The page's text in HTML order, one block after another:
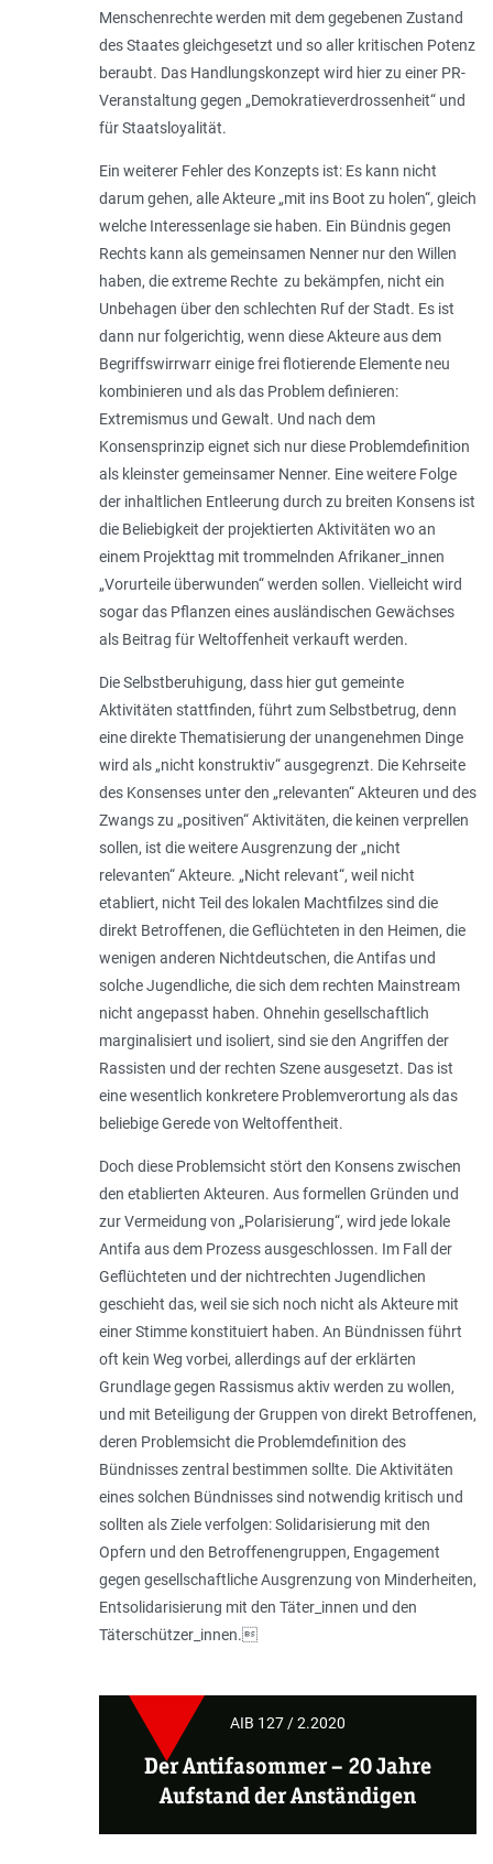
Menschenrechte werden mit dem gegebenen Zustand
des Staates gleichgesetzt und so aller kritischen Potenz
beraubt. Das Handlungskonzept wird hier zu einer PR-
Veranstaltung gegen „Demokratieverdrossenheit“ und
für Staatsloyalität.
Ein weiterer Fehler des Konzepts ist: Es kann nicht
darum gehen, alle Akteure „mit ins Boot zu holen“, gleich
welche Interessenlage sie haben. Ein Bündnis gegen
Rechts kann als gemeinsamen Nenner nur den Willen
haben, die extreme Rechte zu bekämpfen, nicht ein
Unbehagen über den schlechten Ruf der Stadt. Es ist
dann nur folgerichtig, wenn diese Akteure aus dem
Begriffswirrwarr einige frei flotierende Elemente neu
kombinieren und als das Problem definieren:
Extremismus und Gewalt. Und nach dem
Konsensprinzip eignet sich nur diese Problemdefinition
als kleinster gemeinsamer Nenner. Eine weitere Folge
der inhaltlichen Entleerung durch zu breiten Konsens ist
die Beliebigkeit der projektierten Aktivitäten wo an
einem Projekttag mit trommelnden Afrikaner_innen
„Vorurteile überwunden“ werden sollen. Vielleicht wird
sogar das Pflanzen eines ausländischen Gewächses
als Beitrag für Weltoffenheit verkauft werden.
Die Selbstberuhigung, dass hier gut gemeinte
Aktivitäten stattfinden, führt zum Selbstbetrug, denn
eine direkte Thematisierung der unangenehmen Dinge
wird als „nicht konstruktiv“ ausgegrenzt. Die Kehrseite
des Konsenses unter den „relevanten“ Akteuren und des
Zwangs zu „positiven“ Aktivitäten, die keinen verprellen
sollen, ist die weitere Ausgrenzung der „nicht
relevanten“ Akteure. „Nicht relevant“, weil nicht
etabliert, nicht Teil des lokalen Machtfilzes sind die
direkt Betroffenen, die Geflüchteten in den Heimen, die
wenigen anderen Nichtdeutschen, die Antifas und
solche Jugendliche, die sich dem rechten Mainstream
nicht angepasst haben. Ohnehin gesellschaftlich
marginalisiert und isoliert, sind sie den Angriffen der
Rassisten und der rechten Szene ausgesetzt. Das ist
eine wesentlich konkretere Problemverortung als das
beliebige Gerede von Weltoffentheit.
Doch diese Problemsicht stört den Konsens zwischen
den etablierten Akteuren. Aus formellen Gründen und
zur Vermeidung von „Polarisierung“, wird jede lokale
Antifa aus dem Prozess ausgeschlossen. Im Fall der
Geflüchteten und der nichtrechten Jugendlichen
geschieht das, weil sie sich noch nicht als Akteure mit
einer Stimme konstituiert haben. An Bündnissen führt
oft kein Weg vorbei, allerdings auf der erklärten
Grundlage gegen Rassismus aktiv werden zu wollen,
und mit Beteiligung der Gruppen von direkt Betroffenen,
deren Problemsicht die Problemdefinition des
Bündnisses zentral bestimmen sollte. Die Aktivitäten
eines solchen Bündnisses sind notwendig kritisch und
sollten als Ziele verfolgen: Solidarisierung mit den
Opfern und den Betroffenengruppen, Engagement
gegen gesellschaftliche Ausgrenzung von Minderheiten,
Entsolidarisierung mit den Täter_innen und den
Täterschützer_innen.
AIB 127 / 2.2020
Der Antifasommer – 20 Jahre
Aufstand der Anständigen